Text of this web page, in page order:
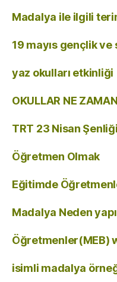
Madalya ile ilgili
19 mayıs gençlik ve
yaz okulları etkinliği
OKULLAR NE
TRT 23 Nisan
Öğretmen Olmak
Eğitimde
Madalya Neden
Öğretmenler(MEB)
isimli madalya